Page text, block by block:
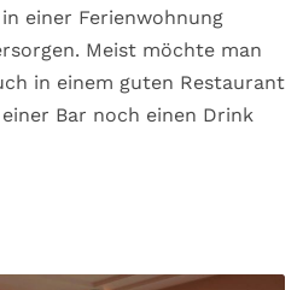
einer Ferienwohnung
Meist möchte man
in einem guten Restaurant
Bar noch einen Drink